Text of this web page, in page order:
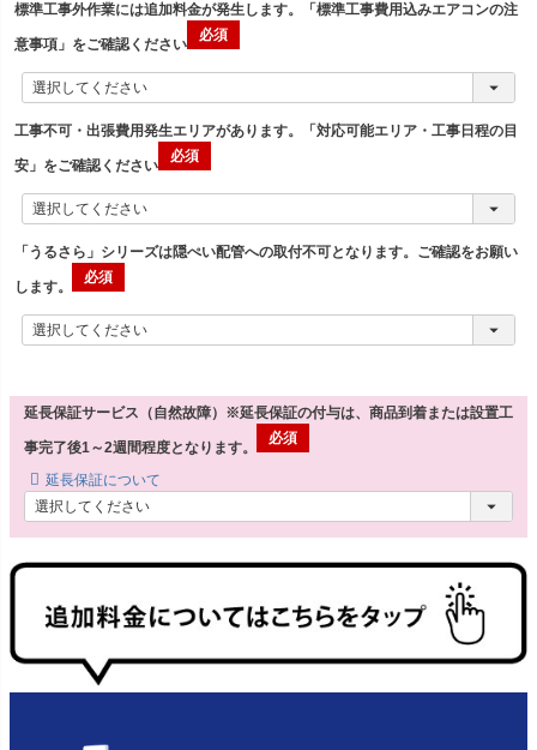
標準工事外作業には追加料金が発生します。「標準工事費用込みエアコンの注
意事項」をご確認ください
工事不可・出張費用発生エリアがあります。「対応可能エリア・工事日程の目
安」をご確認ください
「うるさら」シリーズは隠ぺい配管への取付不可となります。ご確認をお願い
します。
延長保証サービス（自然故障）※延長保証の付与は、商品到着または設置工
事完了後1～2週間程度となります。
延長保証について